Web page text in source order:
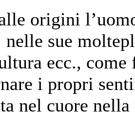
origini
sue
ecc., come
i propri
nel cuore